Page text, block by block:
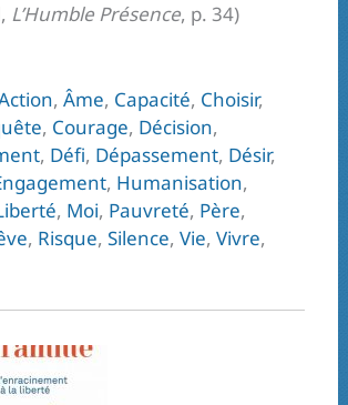
L’Humble Présence, p. 34)
,Âme, Capacité, Choisir,
, Courage, Décision,
, Défi, Dépassement, Désir,
, Humanisation,
, Moi, Pauvreté, Père,
, Risque,Silence,Vie,Vivre,